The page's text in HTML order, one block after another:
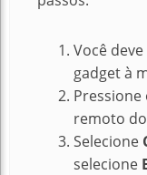
Você
gadget à
Pressione
remoto
Selecione
selecione